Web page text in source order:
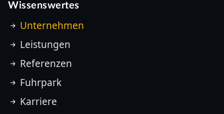
Wissenswertes
Unternehmen
Leistungen
Referenzen
Fuhrpark
Karriere